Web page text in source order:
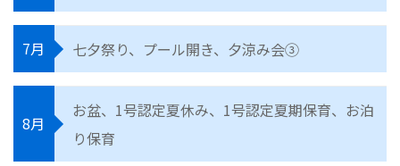
7月 七夕祭り、プール開き、夕涼み会③
8月
お盆、1号認定夏休み、1号認定夏期保育、お泊
り保育